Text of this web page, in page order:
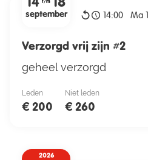
t/m
september 14:00 Ma
Verzorgd vrij zijn #2
geheel verzorgd
Leden
€ 200
Niet leden
€ 260
2026